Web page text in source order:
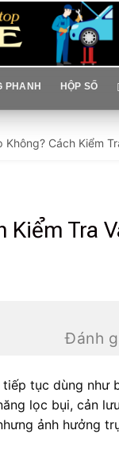
PHANH HỘP SỐ
Cách Kiểm
Kiểm Tra
Đánh
tục dùng như
lọc bụi, cản lưu
ảnh hưởng